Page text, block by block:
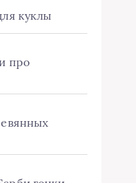
куклы
про